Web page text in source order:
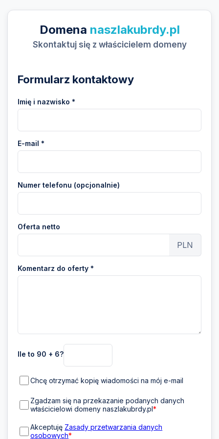
Domena naszlakubrdy.pl
Skontaktuj się z właścicielem domeny
Formularz kontaktowy
Imię i nazwisko *
E-mail *
Numer telefonu (opcjonalnie)
Oferta netto
PLN
Komentarz do oferty *
Ile to 90 + 6?
Chcę otrzymać kopię wiadomości na mój e-mail
Zgadzam się na przekazanie podanych danych
właścicielowi domeny naszlakubrdy.pl*
Akceptuję Zasady przetwarzania danych
osobowych*